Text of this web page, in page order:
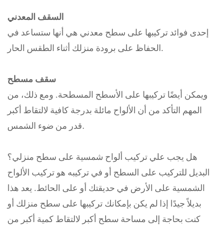
السقف المعدني
إحدى فوائد تركيبها على سطح معدني هي أنها ستساعد في
الحفاظ على برودة منزلك أثناء الطقس الحار.
سقف مسطح
ويمكن أيضًا تركيبها على الأسطح المسطحة. ومع ذلك، من
المهم التأكد من أن الألواح مائلة بدرجة كافية لالتقاط أكبر
قدر من ضوء الشمس.
هل يجب علي تركيب ألواح شمسية على سطح منزلي؟
البديل للتركيب على السطح أو في تركيبه هو تركيب الألواح
الشمسية على الأرض في حديقتك أو على الحائط. يعد هذا
بديلاً جيدًا إذا لم يكن بإمكانك تركيبها على سطح منزلك أو
كنت بحاجة إلى مساحة سطح أكبر لالتقاط كمية أكبر من